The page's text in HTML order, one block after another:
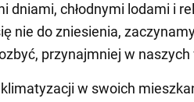
dniami, chłodnymi lodami i
nie do zniesienia,
przynajmniej w naszych
w swoich